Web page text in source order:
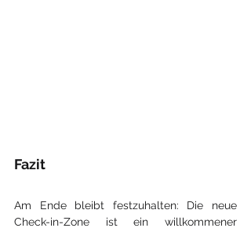
Fazit
Am Ende bleibt festzuhalten: Die neue
Check-in-Zone ist ein willkommener